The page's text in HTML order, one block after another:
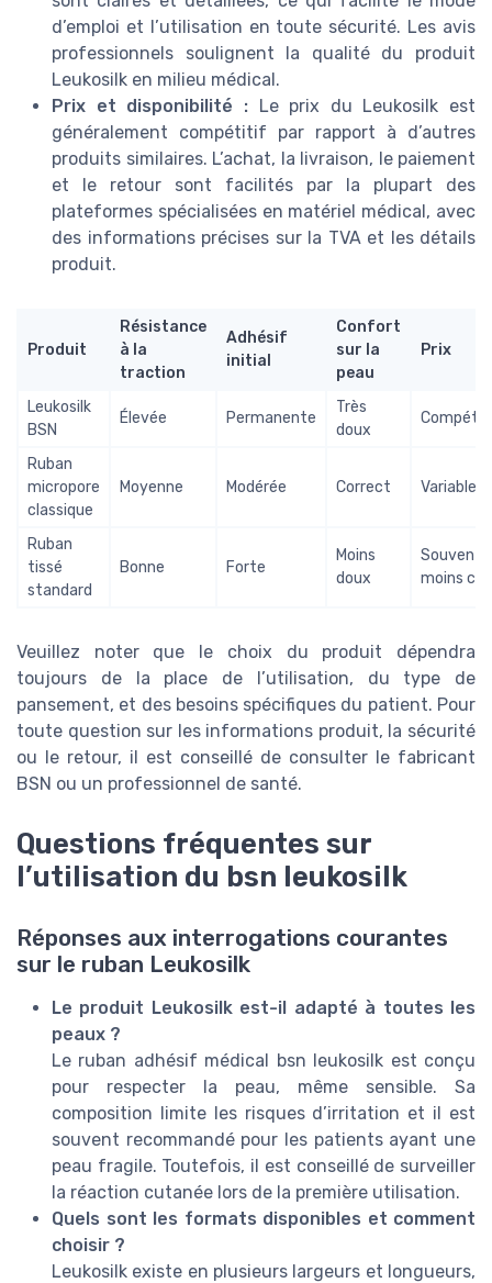
d’emploi et l’utilisation en toute sécurité. Les avis
professionnels soulignent la qualité du produit
Leukosilk en milieu médical.
Prix et disponibilité :Le prix du Leukosilk est
généralement compétitif par rapport à d’autres
produits similaires. L’achat, la livraison, le paiement
et le retour sont facilités par la plupart des
plateformes spécialisées en matériel médical, avec
des informations précises sur la TVA et les détails
produit.
Produit
Résistance
à la
traction
Adhésif
initial
Confort
sur la
peau
Prix
Leukosilk
BSN
Élevée Permanente
Très
doux
Ruban
micropore
classique
Moyenne Modérée Correct Variable
Ruban
tissé
standard
Bonne Forte
Moins
doux
Souvent
moins
Veuillez noter que le choix du produit dépendra
toujours de la place de l’utilisation, du type de
pansement, et des besoins spécifiques du patient. Pour
toute question sur les informations produit, la sécurité
ou le retour, il est conseillé de consulter le fabricant
BSN ou un professionnel de santé.
Questions fréquentes sur
l’utilisation du bsn leukosilk
Réponses aux interrogations courantes
sur le ruban Leukosilk
Le produit Leukosilk est-il adapté à toutes les
peaux ?
Le ruban adhésif médical bsn leukosilk est conçu
pour respecter la peau, même sensible. Sa
composition limite les risques d’irritation et il est
souvent recommandé pour les patients ayant une
peau fragile. Toutefois, il est conseillé de surveiller
la réaction cutanée lors de la première utilisation.
Quels sont les formats disponibles et comment
choisir ?
Leukosilk existe en plusieurs largeurs et longueurs,